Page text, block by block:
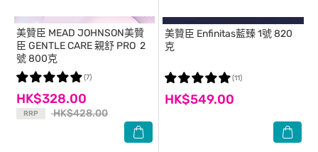
美贊臣 MEAD JOHNSON美贊
臣 GENTLE CARE 親舒 PRO 2
號 800克
HK$328.00
RRP HK$428.00
(7)
美贊臣 Enfinitas藍臻 1號 820
克
HK$549.00
(11)